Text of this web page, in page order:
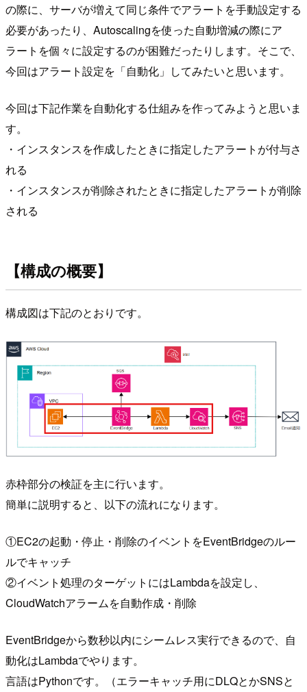
の際に、サーバが増えて同じ条件でアラートを手動設定する
必要があったり、Autoscalingを使った自動増減の際にア
ラートを個々に設定するのが困難だったりします。そこで、
今回はアラート設定を「自動化」してみたいと思います。
今回は下記作業を自動化する仕組みを作ってみようと思いま
す。
・インスタンスを作成したときに指定したアラートが付与さ
れる
・インスタンスが削除されたときに指定したアラートが削除
される
【構成の概要】
構成図は下記のとおりです。
赤枠部分の検証を主に行います。
簡単に説明すると、以下の流れになります。
①EC2の起動・停止・削除のイベントをEventBridgeのルー
ルでキャッチ
②イベント処理のターゲットにはLambdaを設定し、
CloudWatchアラームを自動作成・削除
EventBridgeから数秒以内にシームレス実行できるので、自
動化はLambdaでやります。
言語はPythonです。（エラーキャッチ用にDLQとかSNSと